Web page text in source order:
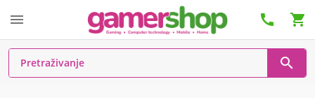
  
